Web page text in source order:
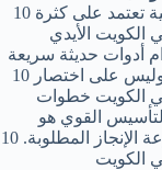
لا، إطلاقاً. السرعة الاحترافية تعتمد على كثرة 10
الأيدي
أدوات حديثة سريعة
(مثل مسدسات البراغي الآلية ومقاطع الليزر)، وليس على اختصار 10
الكويت خطوات
القوي هو
معيار ثابت لا يمكن التساهل فيه مهما كانت سرعة الإنجاز المطلوبة. 10
الكويت